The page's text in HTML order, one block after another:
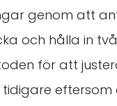
genom att
och hålla in
för att
eftersom